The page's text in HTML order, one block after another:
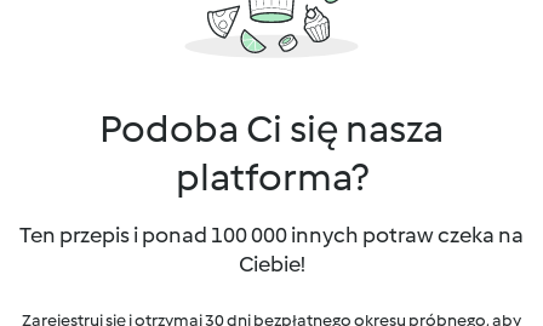
Podoba Ci się nasza
platforma?
Ten przepis i ponad 100 000 innych potraw czeka na
Ciebie!
Zarejestruj się i otrzymaj 30 dni bezpłatnego okresu próbnego, aby